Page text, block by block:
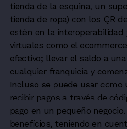
tienda de la esquina, un
tienda de ropa) con los QR
estén en la interoperabilidad
virtuales como el
efectivo; llevar el saldo a
cualquier franquicia y
Incluso se puede usar como
recibir pagos a través de
pago en un pequeño
beneficios, teniendo en